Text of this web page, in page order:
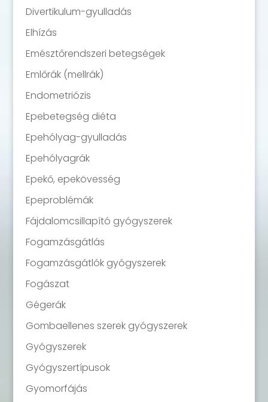
Divertikulum-gyulladás
Elhízás
Emésztőrendszeri betegségek
Emlőrák (mellrák)
Endometriózis
Epebetegség diéta
Epehólyag-gyulladás
Epehólyagrák
Epekő, epekövesség
Epeproblémák
Fájdalomcsillapító gyógyszerek
Fogamzásgátlás
Fogamzásgátlók gyógyszerek
Fogászat
Gégerák
Gombaellenes szerek gyógyszerek
Gyógyszerek
Gyógyszertípusok
Gyomorfájás